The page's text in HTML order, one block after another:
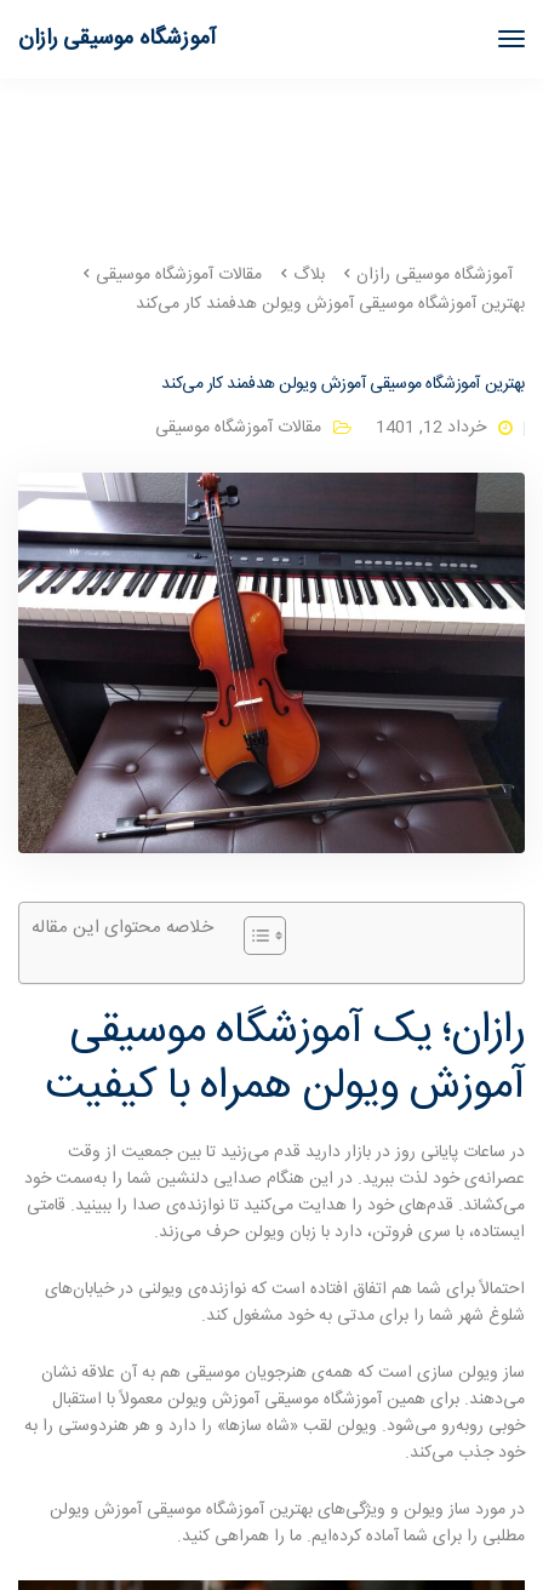
آموزشگاه موسیقی رازان
آموزشگاه موسیقی رازان بلاگ
مقالات آموزشگاه موسیقی
بهترین آموزشگاه موسیقی آموزش ویولن هدفمند کار می‌کند
بهترین آموزشگاه موسیقی آموزش ویولن هدفمند کار می‌کند
خرداد 12, 1401
مقالات آموزشگاه موسیقی
خلاصه محتوای این مقاله
رازان؛ یک آموزشگاه موسیقی
آموزش ویولن همراه با کیفیت
در ساعات پایانی روز در بازار دارید قدم می‌زنید تا بین جمعیت از وقت
عصرانه‌ی خود لذت ببرید. در این هنگام صدایی دلنشین شما را به‌سمت خود
می‌کشاند. قدم‌های خود را هدایت می‌کنید تا نوازنده‌ی صدا را ببینید. قامتی
ایستاده، با سری فروتن، دارد با زبان ویولن حرف می‌زند.
احتمالاً برای شما هم اتفاق افتاده است که نوازنده‌ی ویولنی در خیابان‌های
شلوغ شهر شما را برای مدتی به خود مشغول کند.
ساز ویولن سازی است که همه‌ی هنرجویان موسیقی هم به آن علاقه نشان
می‌دهند. برای همین آموزشگاه موسیقی آموزش ویولن معمولاً با استقبال
خوبی روبه‌رو می‌شود. ویولن لقب «شاه سازها» را دارد و هر هنردوستی را به
خود جذب می‌کند.
در مورد ساز ویولن و ویژگی‌های بهترین آموزشگاه موسیقی آموزش ویولن
مطلبی را برای شما آماده کرده‌ایم. ما را همراهی کنید.